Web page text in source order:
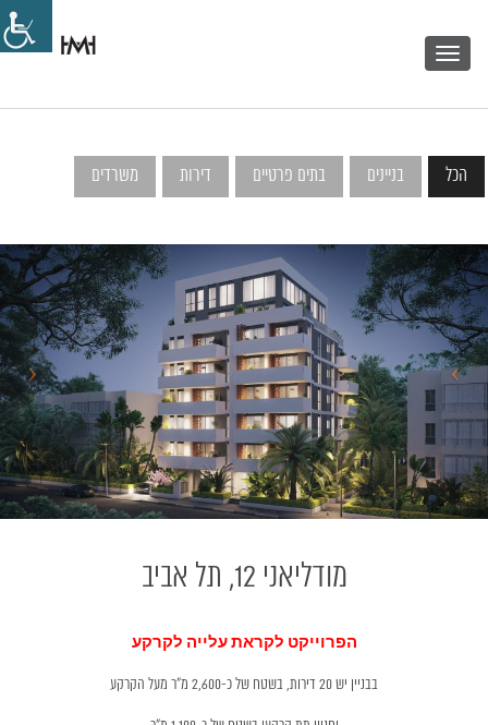
הכל בניינים בתים פרטיים דירות משרדים
מודליאני 12, תל אביב
הפרוייקט לקראת עלייה לקרקע
בבניין יש 20 דירות, בשטח של כ-2,600 מ״ר מעל הקרקע